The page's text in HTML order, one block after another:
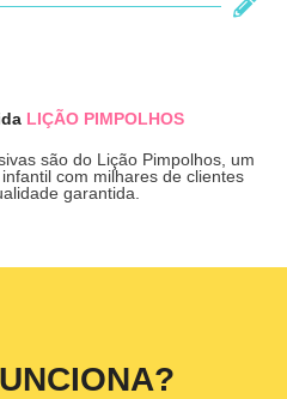
LIÇÃO PIMPOLHOS
são do Lição Pimpolhos, um
com milhares de clientes
garantida.